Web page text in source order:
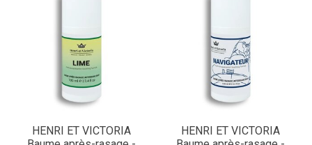
HENRI ET VICTORIA
HENRI ET VICTORIA